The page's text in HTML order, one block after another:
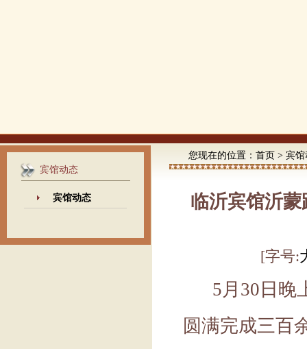
宾馆动态
宾馆动态
您现在的位置： 首页 > 宾馆
临沂宾馆沂
[字号:
5月30日晚
圆满完成三百